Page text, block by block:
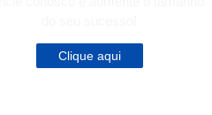
Clique aqui